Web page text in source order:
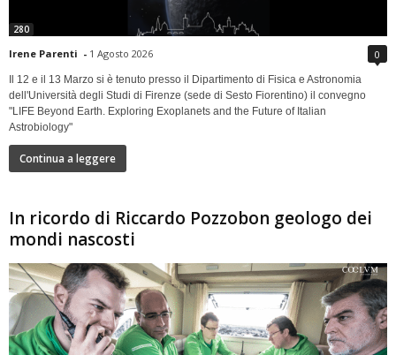
280
Irene Parenti - 1 Agosto 2026 0
Il 12 e il 13 Marzo si è tenuto presso il Dipartimento di Fisica e Astronomia
dell'Università degli Studi di Firenze (sede di Sesto Fiorentino) il convegno
"LIFE Beyond Earth. Exploring Exoplanets and the Future of Italian
Astrobiology"
Continua a leggere
In ricordo di Riccardo Pozzobon geologo dei
mondi nascosti